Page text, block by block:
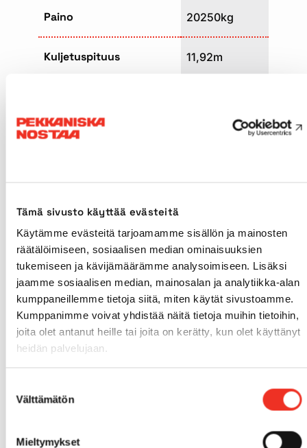
Tämä sivusto käyttää evästeitä
Käytämme evästeitä tarjoamamme sisällön ja mainosten
räätälöimiseen, sosiaalisen median ominaisuuksien
tukemiseen ja kävijämäärämme analysoimiseen. Lisäksi
jaamme sosiaalisen median, mainosalan ja analytiikka-alan
kumppaneillemme tietoja siitä, miten käytät sivustoamme.
Kumppanimme voivat yhdistää näitä tietoja muihin tietoihin,
joita olet antanut heille tai joita on kerätty, kun olet käyttänyt
heidän palvelujaan.
valinta
Välttämätön
Mieltymykset
Paino 20250kg
Kuljetuspituus 11,92m
Kuljetuskorkeus
Sisärenkaat
Ulkorenkaat Kyllä
Neliveto Kyllä
Max. alustan kaltevuus 5°